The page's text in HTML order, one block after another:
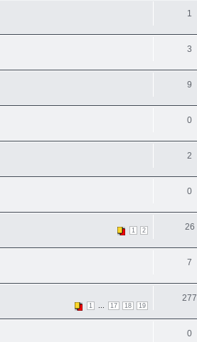
1
3
9
0
2
0
1 2 26
7
1 17 18 19
277
0